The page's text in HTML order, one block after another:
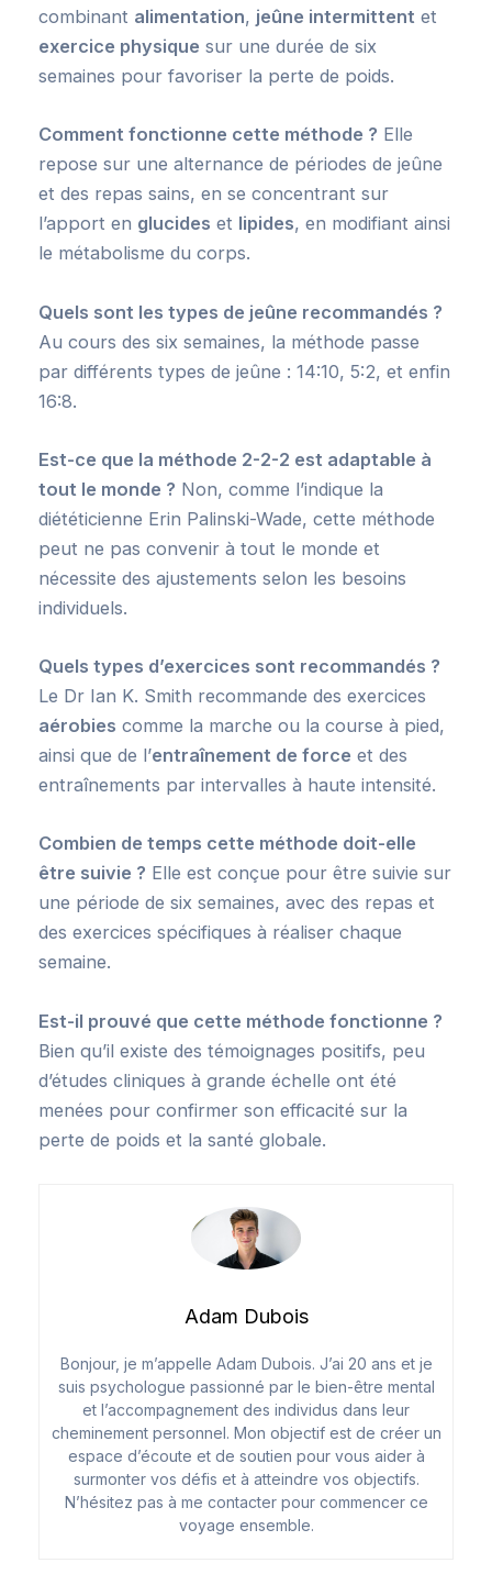
combinant alimentation, jeûne intermittent et
exercice physique sur une durée de six
semaines pour favoriser la perte de poids.
Comment fonctionne cette méthode ? Elle
repose sur une alternance de périodes de jeûne
et des repas sains, en se concentrant sur
l’apport en glucides et lipides, en modifiant ainsi
le métabolisme du corps.
Quels sont les types de jeûne recommandés ?
Au cours des six semaines, la méthode passe
par différents types de jeûne : 14:10, 5:2, et enfin
16:8.
Est-ce que la méthode 2-2-2 est adaptable à
tout le monde ? Non, comme l’indique la
diététicienne Erin Palinski-Wade, cette méthode
peut ne pas convenir à tout le monde et
nécessite des ajustements selon les besoins
individuels.
Quels types d’exercices sont recommandés ?
Le Dr Ian K. Smith recommande des exercices
aérobies comme la marche ou la course à pied,
ainsi que de l’entraînement de force et des
entraînements par intervalles à haute intensité.
Combien de temps cette méthode doit-elle
être suivie ? Elle est conçue pour être suivie sur
une période de six semaines, avec des repas et
des exercices spécifiques à réaliser chaque
semaine.
Est-il prouvé que cette méthode fonctionne ?
Bien qu’il existe des témoignages positifs, peu
d’études cliniques à grande échelle ont été
menées pour confirmer son efficacité sur la
perte de poids et la santé globale.
Adam Dubois
Bonjour, je m’appelle Adam Dubois. J’ai 20 ans et je
suis psychologue passionné par le bien-être mental
et l’accompagnement des individus dans leur
cheminement personnel. Mon objectif est de créer un
espace d’écoute et de soutien pour vous aider à
surmonter vos défis et à atteindre vos objectifs.
N’hésitez pas à me contacter pour commencer ce
voyage ensemble.